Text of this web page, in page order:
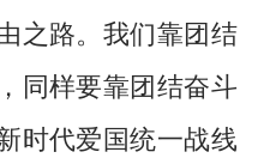
之路。我们靠团结
同样要靠团结奋斗
时代爱国统一战线